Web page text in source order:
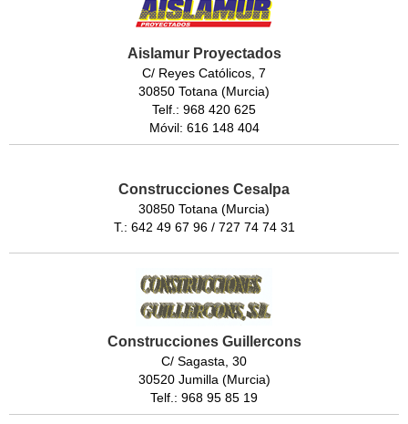
Aislamur Proyectados
C/ Reyes Católicos, 7
30850 Totana (Murcia)
Telf.: 968 420 625
Móvil: 616 148 404
Construcciones Cesalpa
30850 Totana (Murcia)
T.: 642 49 67 96 / 727 74 74 31
Construcciones Guillercons
C/ Sagasta, 30
30520 Jumilla (Murcia)
Telf.: 968 95 85 19